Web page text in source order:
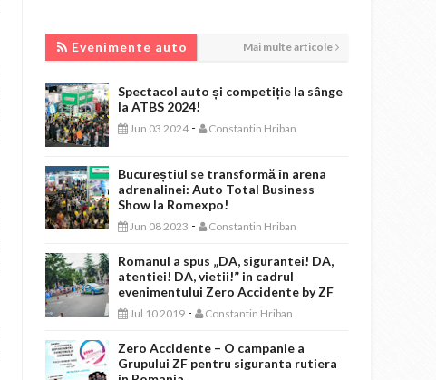
Evenimente auto Mai multe articole
Spectacol auto și competiție la sânge
la ATBS 2024!
Jun 03 2024 - Constantin Hriban
Bucureștiul se transformă în arena
adrenalinei: Auto Total Business
Show la Romexpo!
Jun 08 2023 - Constantin Hriban
Romanul a spus „DA, sigurantei! DA,
atentiei! DA, vietii!” in cadrul
evenimentului Zero Accidente by ZF
Jul 10 2019 - Constantin Hriban
Zero Accidente – O campanie a
Grupului ZF pentru siguranta rutiera